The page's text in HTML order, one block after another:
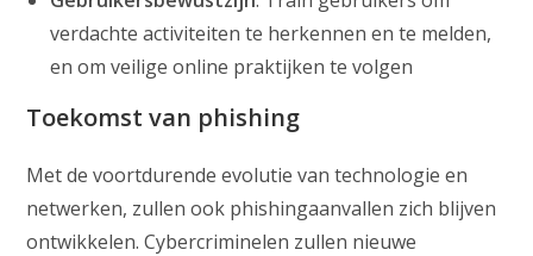
verdachte activiteiten te herkennen en te melden,
en om veilige online praktijken te volgen
Toekomst van phishing
Met de voortdurende evolutie van technologie en
netwerken, zullen ook phishingaanvallen zich blijven
ontwikkelen. Cybercriminelen zullen nieuwe